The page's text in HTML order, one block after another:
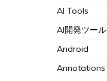
AI Tools
AI開発ツール
Android
Annotations